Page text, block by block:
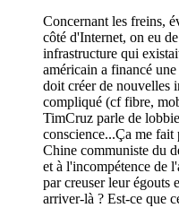
Concernant les freins,
côté d'Internet, on eu
infrastructure qui
américain a financé
doit créer de nouvelles
compliqué (cf fibre,
TimCruz parle de
conscience...Ça me fait
Chine communiste du
et à l'incompétence de
par creuser leur égouts
arriver-là ? Est-ce que